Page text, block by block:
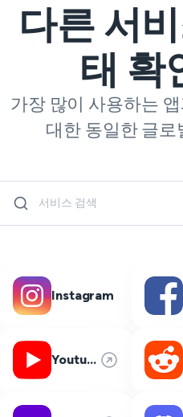
다른 서
태 확
가장 많이 사용하는
대한 동일한 글로
Instagram
Youtube